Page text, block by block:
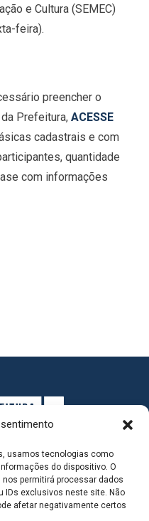
usamos tecnologias como
do dispositivo. O
permitirá processar dados
IDs exclusivos neste site. Não
afetar negativamente certos
e Cultura (SEMEC)
feira).
preencher o
Prefeitura, ACESSE
cadastrais e com
quantidade
com informações